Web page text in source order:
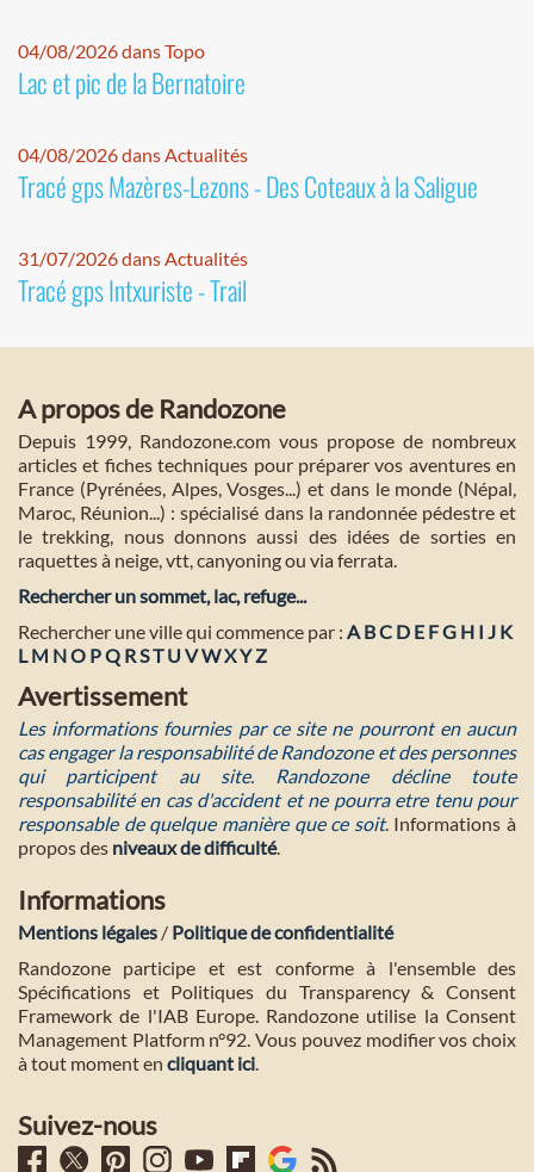
04/08/2026 dans Topo
Lac et pic de la Bernatoire
04/08/2026 dans Actualités
Tracé gps Mazères-Lezons - Des Coteaux à la Saligue
31/07/2026 dans Actualités
Tracé gps Intxuriste - Trail
A propos de Randozone
Depuis 1999, Randozone.com vous propose de nombreux
articles et fiches techniques pour préparer vos aventures en
France (Pyrénées, Alpes, Vosges...) et dans le monde (Népal,
Maroc, Réunion...) : spécialisé dans la randonnée pédestre et
le trekking, nous donnons aussi des idées de sorties en
raquettes à neige, vtt, canyoning ou via ferrata.
Rechercher un sommet, lac, refuge...
Rechercher une ville qui commence par : A BC D E FG H I J K
L M NO PQ RST U VWXYZ
Avertissement
Les informations fournies par ce site ne pourront en aucun
cas engager la responsabilité de Randozone et des personnes
qui participent au site. Randozone décline toute
responsabilité en cas d'accident et ne pourra etre tenu pour
responsable de quelque manière que ce soit. Informations à
propos des niveaux de difficulté.
Informations
Mentions légales / Politique de confidentialité
Randozone participe et est conforme à l'ensemble des
Spécifications et Politiques du Transparency & Consent
Framework de l'IAB Europe. Randozone utilise la Consent
Management Platform n°92. Vous pouvez modifier vos choix
à tout moment en cliquant ici.
Suivez-nous